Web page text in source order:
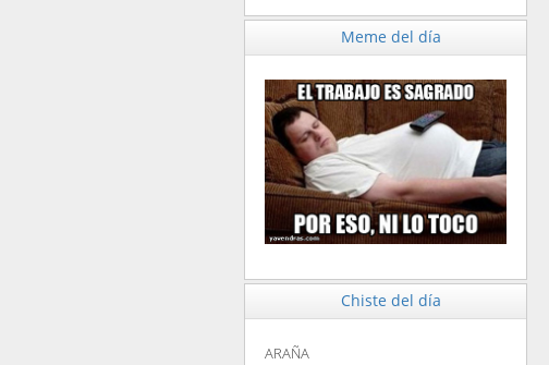
Meme del día
Chiste del día
ARAÑA